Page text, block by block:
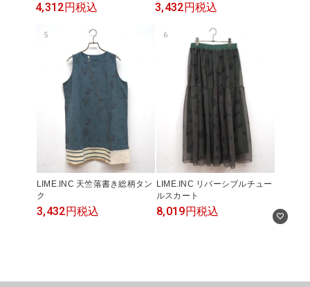
この条件で絞り込む
4,312円税込 3,432円税込
5
LIME.INC 天竺落書き総柄タン
ク
3,432円税込
6
LIME.INC リバーシブルチュー
ルスカート
8,019円税込